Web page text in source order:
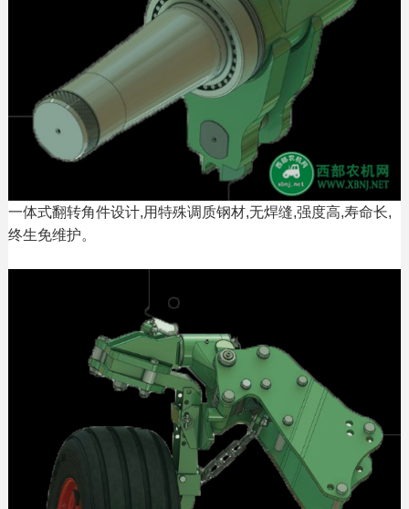
一体式翻转角件设计,用特殊调质钢材,无焊缝,强度高,寿命长,
终生免维护。